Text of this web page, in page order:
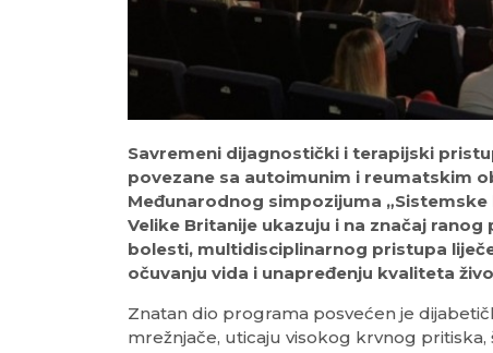
Savremeni dijagnostički i terapijski
povezane sa autoimunim i reumatskim
Međunarodnog simpozijuma
Velike Britanije ukazuju i na značaj
bolesti, multidisciplinarnog pristupa
očuvanju vida i unapređenju kvaliteta
Znatan dio programa posvećen je
mrežnjače, uticaju visokog krvnog